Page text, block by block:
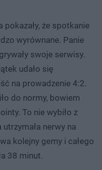
że spotkanie
wyrównane. Panie
swoje serwisy.
udało się
na prowadzenie 4:2.
do normy, bowiem
To nie wybiło z
nerwy na
kolejny gemy i całego
38 minut.